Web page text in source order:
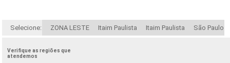
Selecione: ZONA LESTE Itaim Paulista Itaim Paulista São Paulo
Verifique as regiões que
atendemos